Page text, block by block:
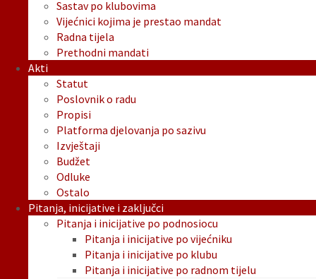
Sastav po klubovima
Vijećnici kojima je prestao mandat
Radna tijela
Prethodni mandati
Akti
Statut
Poslovnik o radu
Propisi
Platforma djelovanja po sazivu
Izvještaji
Budžet
Odluke
Ostalo
Pitanja, inicijative i zaključci
Pitanja i inicijative po podnosiocu
Pitanja i inicijative po vijećniku
Pitanja i inicijative po klubu
Pitanja i inicijative po radnom tijelu